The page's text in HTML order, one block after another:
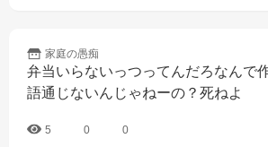
家庭の愚痴
弁当いらないっつってんだろなんで
語通じないんじゃねーの？死ねよ
5 0 0